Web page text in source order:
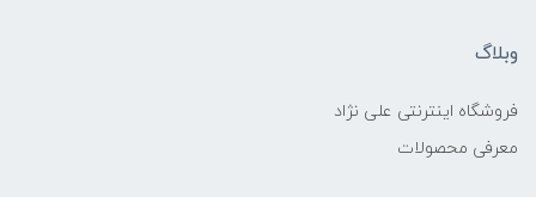
وبلاگ
فروشگاه اینترنتی علی نژاد
معرفی محصولات